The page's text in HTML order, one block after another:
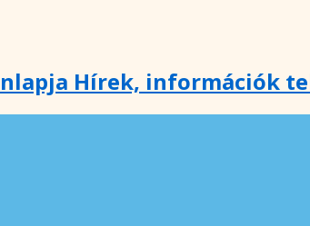
Hírek, információk